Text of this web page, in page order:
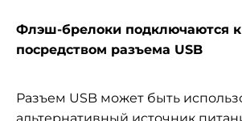
Флэш-брелоки подключаются
посредством разъема USB
Разъем USB может быть